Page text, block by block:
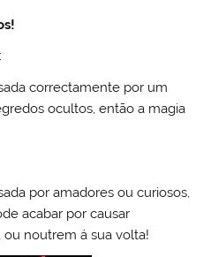
correctamente por um
ocultos, então a magia
por amadores ou curiosos,
acabar por causar
ou noutrem á sua volta!